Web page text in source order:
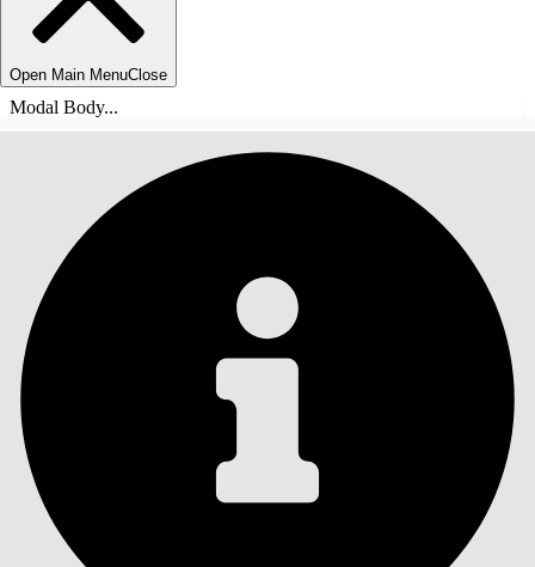
Open Main MenuClose
Modal Body...
INHALT